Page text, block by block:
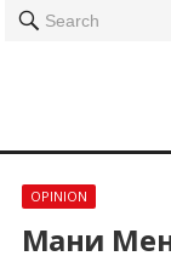
Search
OPINION
Мани